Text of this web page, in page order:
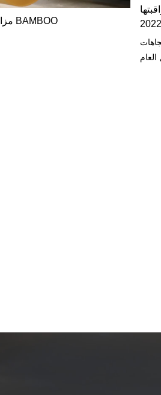
مزايا ورق الكرافت BAMBOO